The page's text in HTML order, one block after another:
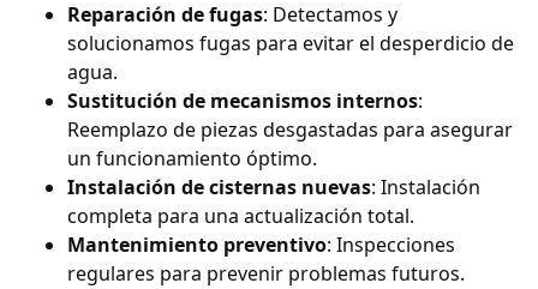
Reparación de fugas: Detectamos y
solucionamos fugas para evitar el desperdicio de
agua.
Sustitución de mecanismos internos:
Reemplazo de piezas desgastadas para asegurar
un funcionamiento óptimo.
Instalación de cisternas nuevas: Instalación
completa para una actualización total.
Mantenimiento preventivo: Inspecciones
regulares para prevenir problemas futuros.